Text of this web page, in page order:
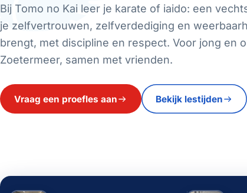
Bij Tomo no Kai leer je karate of iaido: een
je zelfvertrouwen, zelfverdediging en
brengt, met discipline en respect. Voor jong en
Zoetermeer, samen met vrienden.
Vraag een proefles aan Bekijk lestijden